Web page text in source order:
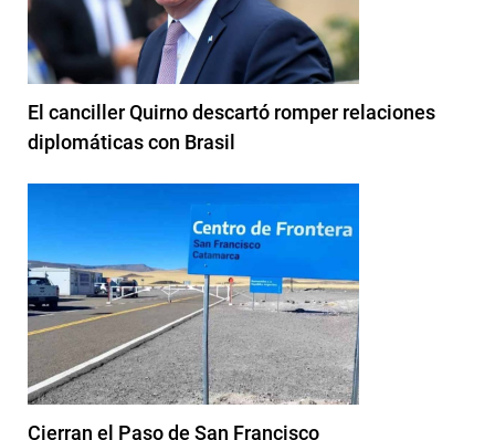
El canciller Quirno descartó romper relaciones
diplomáticas con Brasil
Cierran el Paso de San Francisco